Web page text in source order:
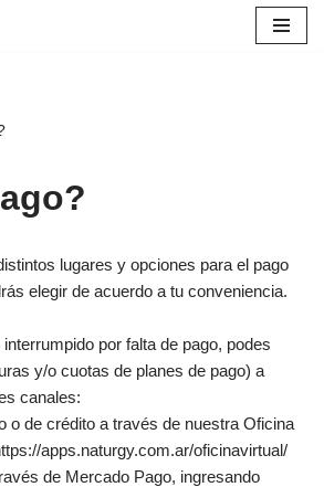
lugares y opciones para el pago
elegir de acuerdo a tu conveniencia.
por falta de pago, podes
y/o cuotas de planes de pago) a
canales:
o de crédito a través de nuestra Oficina
apps.naturgy.com.ar/oficinavirtual/
de Mercado Pago, ingresando